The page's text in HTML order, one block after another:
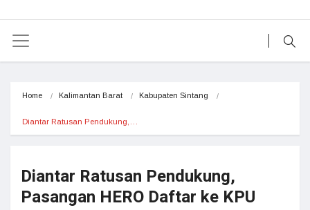
Home Kalimantan Barat Kabupaten Sintang
Diantar Ratusan Pendukung,…
Diantar Ratusan Pendukung,
Pasangan HERO Daftar ke KPU